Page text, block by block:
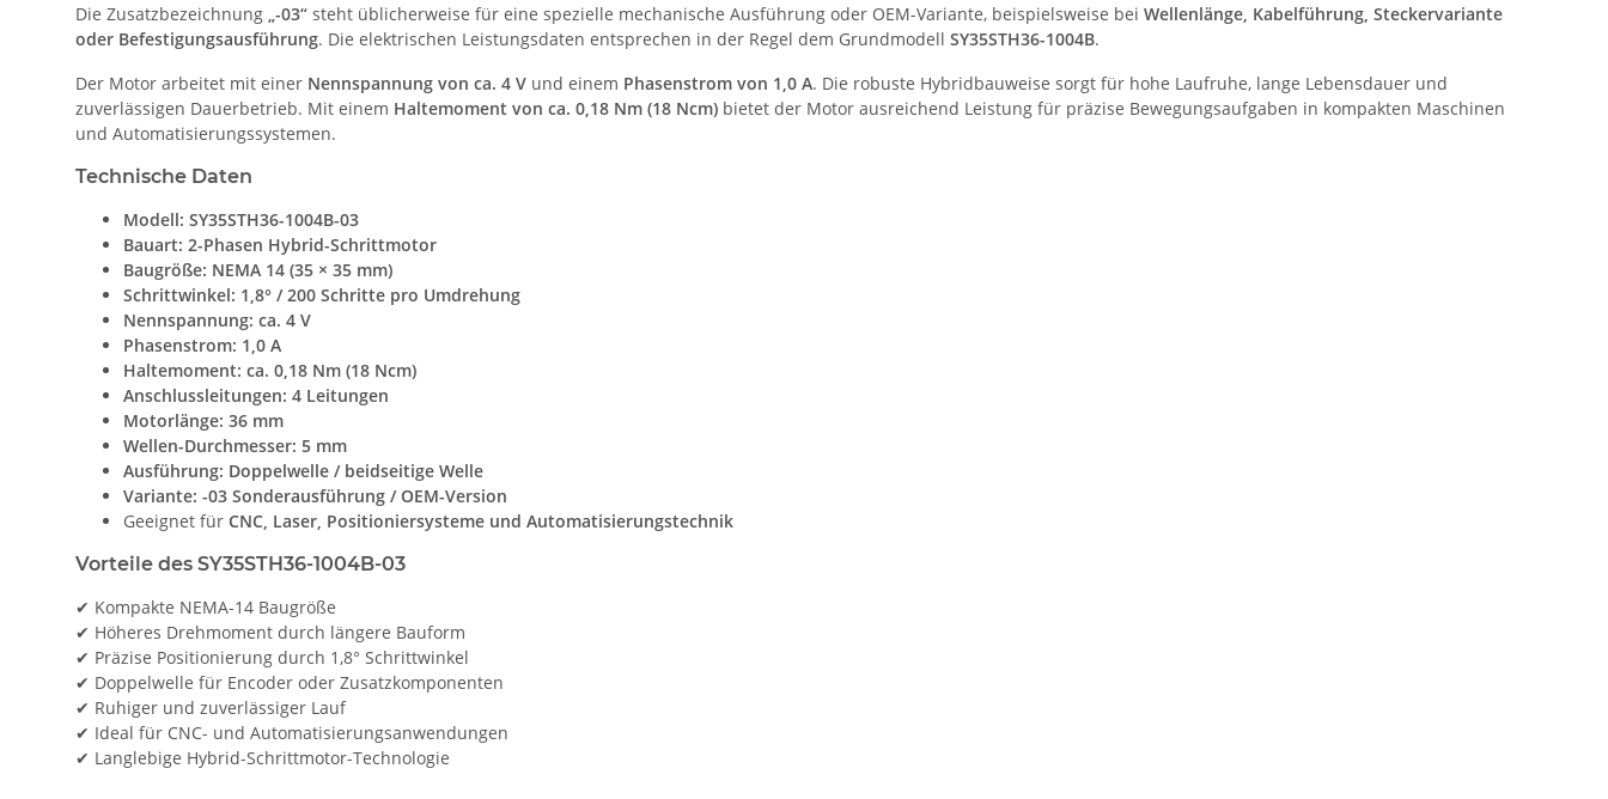
Die Zusatzbezeichnung „-03“ steht üblicherweise für eine spezielle mechanische Ausführung oder OEM-Variante, beispielsweise bei Wellenlänge, Kabelführung, Steckervariante
oder Befestigungsausführung. Die elektrischen Leistungsdaten entsprechen in der Regel dem Grundmodell SY35STH36-1004B.
Der Motor arbeitet mit einer Nennspannung von ca. 4 V und einem Phasenstrom von 1,0 A. Die robuste Hybridbauweise sorgt für hohe Laufruhe, lange Lebensdauer und
zuverlässigen Dauerbetrieb. Mit einem Haltemoment von ca. 0,18 Nm (18 Ncm) bietet der Motor ausreichend Leistung für präzise Bewegungsaufgaben in kompakten Maschinen
und Automatisierungssystemen.
Technische Daten
Modell: SY35STH36-1004B-03
Bauart: 2-Phasen Hybrid-Schrittmotor
Baugröße: NEMA 14 (35 × 35 mm)
Schrittwinkel: 1,8° / 200 Schritte pro Umdrehung
Nennspannung: ca. 4 V
Phasenstrom: 1,0 A
Haltemoment: ca. 0,18 Nm (18 Ncm)
Anschlussleitungen: 4 Leitungen
Motorlänge: 36 mm
Wellen-Durchmesser: 5 mm
Ausführung: Doppelwelle / beidseitige Welle
Variante: -03 Sonderausführung / OEM-Version
Geeignet für CNC, Laser, Positioniersysteme und Automatisierungstechnik
Vorteile des SY35STH36-1004B-03
✔ Kompakte NEMA-14 Baugröße
✔ Höheres Drehmoment durch längere Bauform
✔ Präzise Positionierung durch 1,8° Schrittwinkel
✔ Doppelwelle für Encoder oder Zusatzkomponenten
✔ Ruhiger und zuverlässiger Lauf
✔ Ideal für CNC- und Automatisierungsanwendungen
✔ Langlebige Hybrid-Schrittmotor-Technologie